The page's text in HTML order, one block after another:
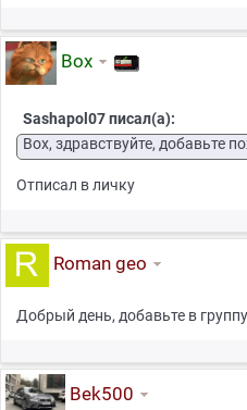
Box
Sashapol07 писал(а):
Box, здравствуйте, добавьте
Отписал в личку
Roman geo
Добрый день, добавьте в
Bek500